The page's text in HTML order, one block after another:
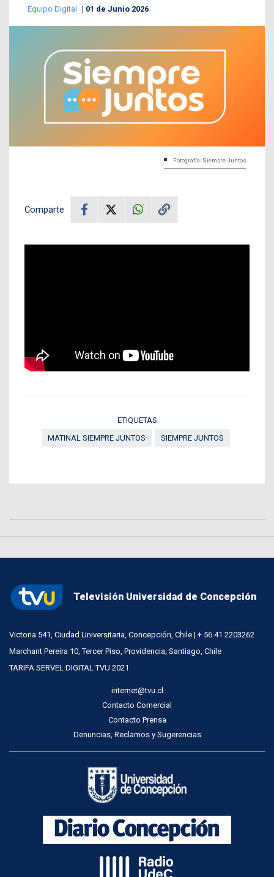
Equipo Digital 01 de Junio 2026
Fotografía: Siempre Juntos
Comparte
ETIQUETAS
MATINAL SIEMPRE JUNTOS
SIEMPRE JUNTOS
Televisión Universidad de Concepción
Victoria 541, Ciudad Universitaria, Concepción, Chile | + 56 41 2203262
Marchant Pereira 10, Tercer Piso, Providencia, Santiago, Chile
TARIFA SERVEL DIGITAL TVU 2021
internet@tvu.cl
Contacto Comercial
Contacto Prensa
Denuncias, Reclamos y Sugerencias